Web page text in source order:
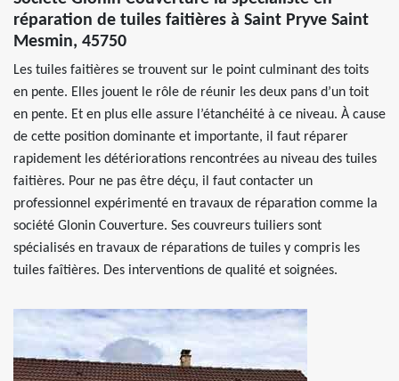
réparation de tuiles faitières à Saint Pryve Saint
Mesmin, 45750
Les tuiles faitières se trouvent sur le point culminant des toits
en pente. Elles jouent le rôle de réunir les deux pans d’un toit
en pente. Et en plus elle assure l’étanchéité à ce niveau. À cause
de cette position dominante et importante, il faut réparer
rapidement les détériorations rencontrées au niveau des tuiles
faitières. Pour ne pas être déçu, il faut contacter un
professionnel expérimenté en travaux de réparation comme la
société Glonin Couverture. Ses couvreurs tuiliers sont
spécialisés en travaux de réparations de tuiles y compris les
tuiles faîtières. Des interventions de qualité et soignées.